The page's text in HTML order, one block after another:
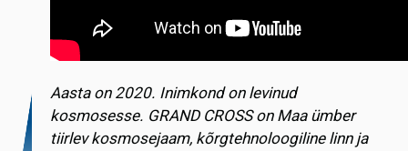
Aasta on 2020. Inimkond on levinud
kosmosesse. GRAND CROSS on Maa ümber
tiirlev kosmosejaam, kõrgtehnoloogiline linn ja